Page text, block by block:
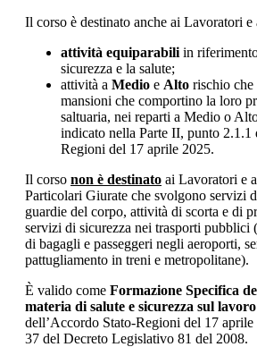
Il corso è destinato anche ai Lavoratori
attività equiparabili in
sicurezza e la salute;
attività a Medio e Alto rischio
mansioni che comportino la loro
saltuaria, nei reparti a Medio o
indicato nella Parte II, punto 2.1.1
Regioni del 17 aprile 2025.
Il corso non è destinato ai Lavoratori e
Particolari Giurate che svolgono servizi
guardie del corpo, attività di scorta e di
servizi di sicurezza nei trasporti pubblici
di bagagli e passeggeri negli aeroporti,
pattugliamento in treni e metropolitane).
È valido come Formazione Specifica
materia di salute e sicurezza sul lavoro
dell’Accordo Stato-Regioni del 17 aprile
37 del Decreto Legislativo 81 del 2008.